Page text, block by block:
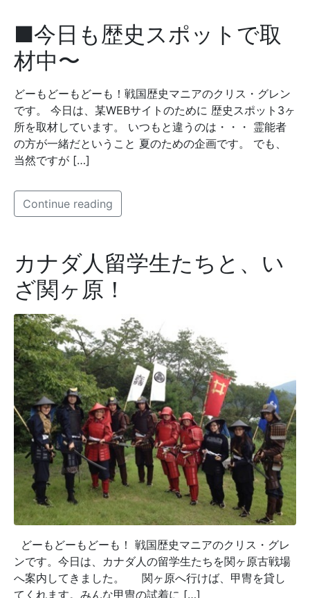
■今日も歴史スポットで取
材中〜
どーもどーもどーも！戦国歴史マニアのクリス・グレン
です。 今日は、某WEBサイトのために 歴史スポット3ヶ
所を取材しています。 いつもと違うのは・・・ 霊能者
の方が一緒だということ 夏のための企画です。 でも、
当然ですが […]
Continue reading
カナダ人留学生たちと、い
ざ関ヶ原！
どーもどーもどーも！ 戦国歴史マニアのクリス・グレ
ンです。今日は、カナダ人の留学生たちを関ヶ原古戦場
へ案内してきました。 関ヶ原へ行けば、甲冑を貸し
てくれます。みんな甲冑の試着に […]